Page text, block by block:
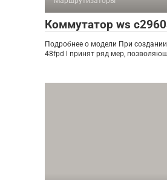
Коммутатор ws
Подробнее о модели При
48fpd l принят ряд мер,